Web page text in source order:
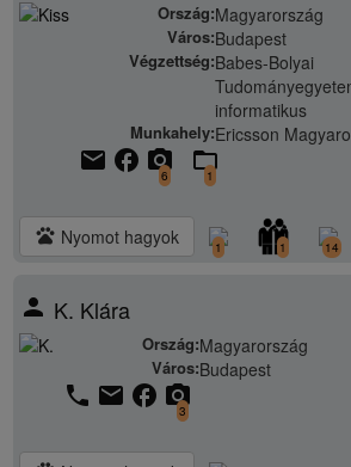
Ország:Magyarország
Város:Budapest
Végzettség:Babes-Bolyai
informatikus
Munkahely:Ericsson
email facebook camera_alt
6
folder_open
1
pets Nyomot hagyok 1 1 14
person K. Klára
Ország:Magyarország
Város:Budapest
phone email facebook camera_alt
3